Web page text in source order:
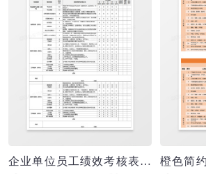
企业单位员工绩效考核表Excel模板